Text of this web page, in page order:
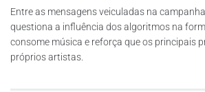
Entre as mensagens veiculadas na
questiona a influência dos algoritmos na
consome música e reforça que os principais
próprios artistas.